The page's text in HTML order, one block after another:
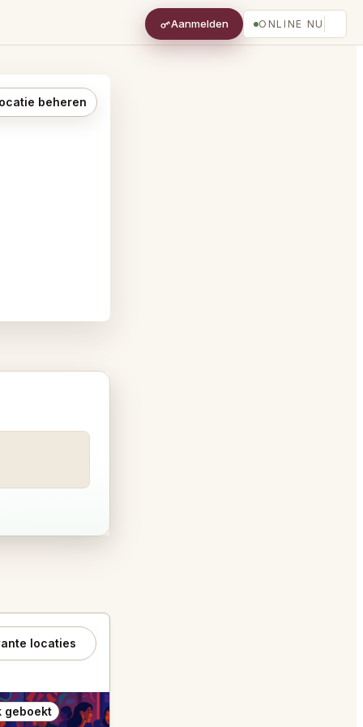
Aanmelden ONLINE NU
beheren
locaties
geboekt